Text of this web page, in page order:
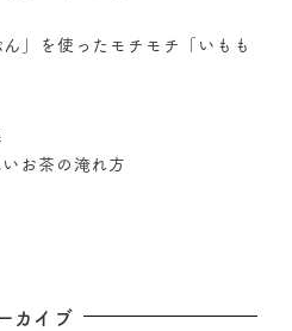
」を使ったモチモチ「いもも
お茶の淹れ方
カイブ